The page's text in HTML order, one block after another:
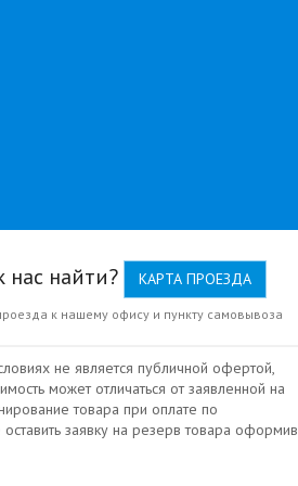
нас найти? КАРТА ПРОЕЗДА
к нашему офису и пункту самовывоза
не является публичной офертой,
может отличаться от заявленной на
товара при оплате по
заявку на резерв товара оформив